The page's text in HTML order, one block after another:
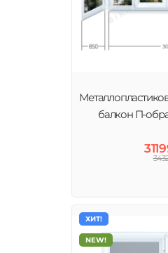
балкон П-
ХИТ!
NEW!